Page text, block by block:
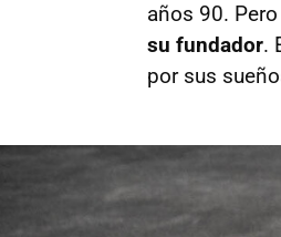
años 90.
su fundador.
por sus